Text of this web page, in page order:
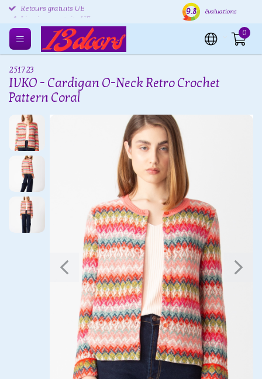
Retours gratuits UE Expédition sous 24 heures
9.8 évaluations
0
251723
IVKO - Cardigan O-Neck Retro Crochet
Pattern Coral